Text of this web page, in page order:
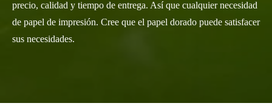
precio, calidad y tiempo de entrega. Así que cualquier necesidad
de papel de impresión. Cree que el papel dorado puede satisfacer
sus necesidades.